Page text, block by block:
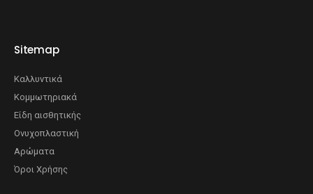
Sitemap
Καλλυντικά
Κομμωτηριακά
Είδη αισθητικής
Ονυχοπλαστική
Αρώματα
Όροι Χρήσης